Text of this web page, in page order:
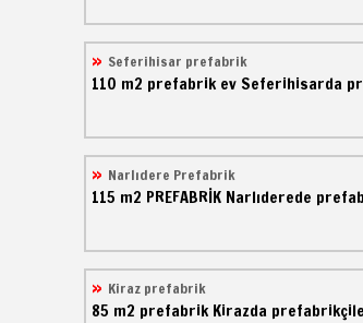
Seferihisar prefabrik
110 m2 prefabrik ev Seferihisarda
Narlıdere Prefabrik
115 m2 PREFABRİK Narlıderede
Kiraz prefabrik
85 m2 prefabrik Kirazda